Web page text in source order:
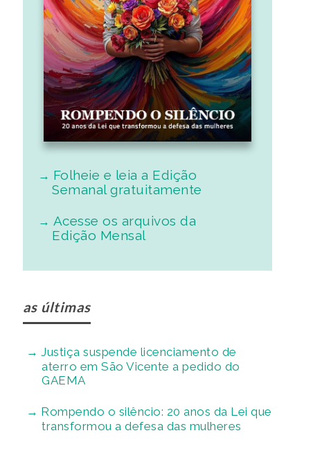
Folheie e leia a Edição
Semanal gratuitamente
Acesse os arquivos da
Edição Mensal
as últimas
Justiça suspende licenciamento de
aterro em São Vicente a pedido do
GAEMA
Rompendo o silêncio: 20 anos da Lei que
transformou a defesa das mulheres